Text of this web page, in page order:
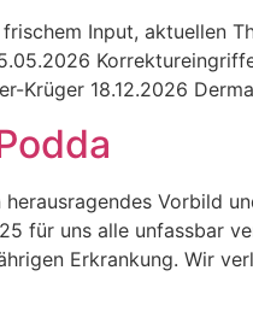
Input, aktuellen
Krüger 18.12.2026
Vorbild
für uns alle unfassbar
Erkrankung. Wir